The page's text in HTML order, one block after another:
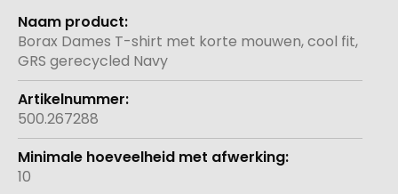
Meer
informatie
Borax Dames T-shirt met korte mouwen, cool fit,
GRS gerecycled Navy
500.267288
10